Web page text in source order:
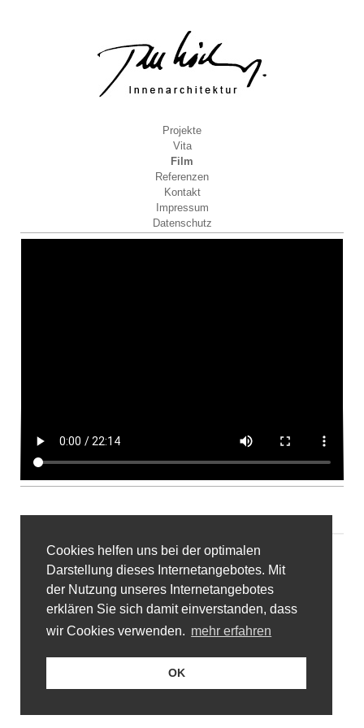
Cookies helfen uns bei der optimalen
Darstellung dieses Internetangebotes. Mit
der Nutzung unseres Internetangebotes
erklären Sie sich damit einverstanden, dass
wir Cookies verwenden. mehr erfahren
OK
Projekte
Vita
Film
Referenzen
Kontakt
Impressum
Datenschutz